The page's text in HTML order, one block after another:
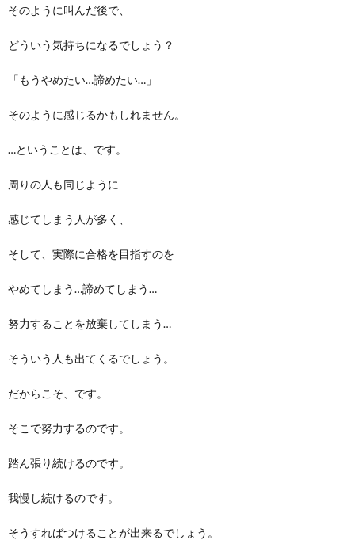
そのように叫んだ後で、
どういう気持ちになるでしょう？
「もうやめたい…諦めたい…」
そのように感じるかもしれません。
…ということは、です。
周りの人も同じように
感じてしまう人が多く、
そして、実際に合格を目指すのを
やめてしまう…諦めてしまう…
努力することを放棄してしまう…
そういう人も出てくるでしょう。
だからこそ、です。
そこで努力するのです。
踏ん張り続けるのです。
我慢し続けるのです。
そうすればつけることが出来るでしょう。